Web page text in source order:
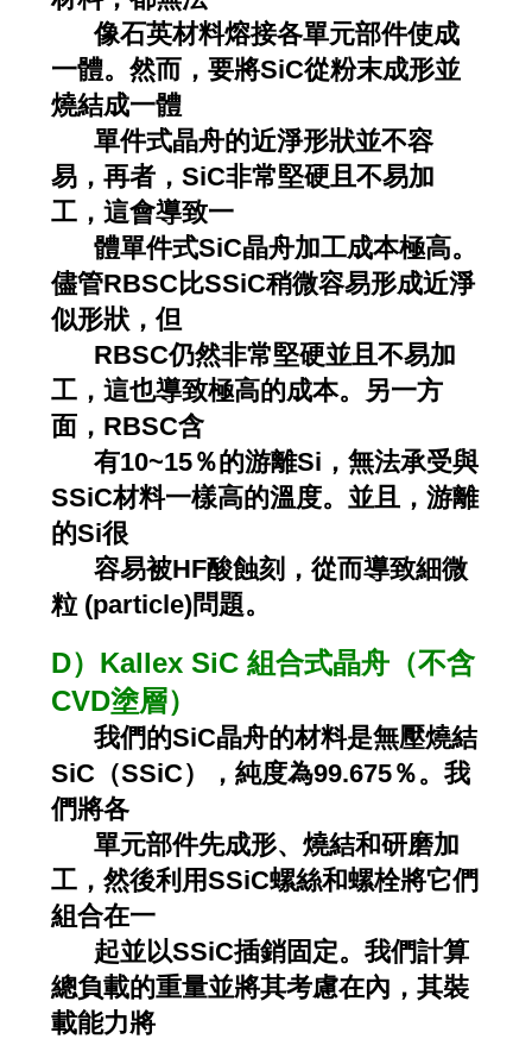
像石英材料熔接各單元部件使成
一體。然而，要將SiC從粉末成形並
燒結成一體
單件式晶舟的近淨形狀並不容
易，再者，SiC非常堅硬且不易加
工，這會導致一
體單件式SiC晶舟加工成本極高。
儘管RBSC比SSiC稍微容易形成近淨
似形狀，但
RBSC仍然非常堅硬並且不易加
工，這也導致極高的成本。另一方
面，RBSC含
有10~15％的游離Si，無法承受與
SSiC材料一樣高的溫度。並且，游離
的Si很
容易被HF酸蝕刻，從而導致細微
粒 (particle)問題。
D）Kallex SiC 組合式晶舟（不含
CVD塗層）
我們的SiC晶舟的材料是無壓燒結
SiC（SSiC），純度為99.675％。我
們將各
單元部件先成形、燒結和研磨加
工，然後利用SSiC螺絲和螺栓將它們
組合在一
起並以SSiC插銷固定。我們計算
總負載的重量並將其考慮在內，其裝
載能力將